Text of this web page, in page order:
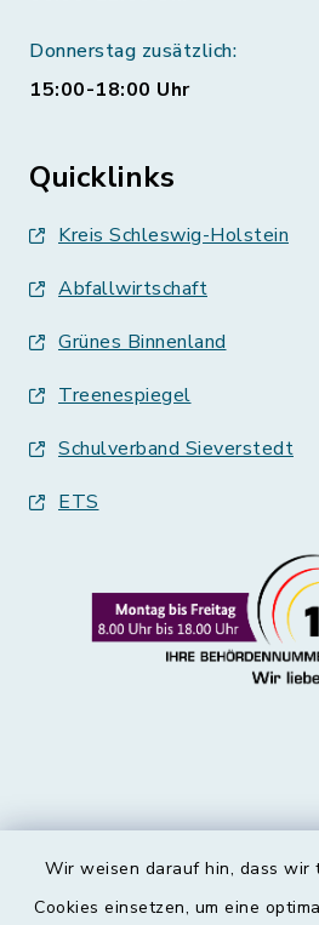
Wir weisen darauf hin, dass wir
Cookies einsetzen, um eine
Donnerstag zusätzlich:
15:00-18:00 Uhr
Quicklinks
Kreis Schleswig-Holstein
Abfallwirtschaft
Grünes Binnenland
Treenespiegel
Schulverband Sieverstedt
ETS
Kontakt